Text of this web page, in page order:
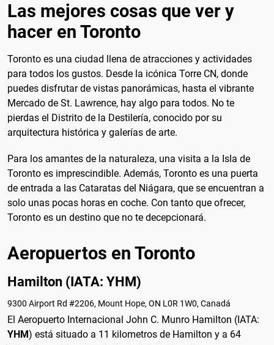
Las mejores cosas que ver y
hacer en Toronto
Toronto es una ciudad llena de atracciones y actividades
para todos los gustos. Desde la icónica Torre CN, donde
puedes disfrutar de vistas panorámicas, hasta el vibrante
Mercado de St. Lawrence, hay algo para todos. No te
pierdas el Distrito de la Destilería, conocido por su
arquitectura histórica y galerías de arte.
Para los amantes de la naturaleza, una visita a la Isla de
Toronto es imprescindible. Además, Toronto es una puerta
de entrada a las Cataratas del Niágara, que se encuentran a
solo unas pocas horas en coche. Con tanto que ofrecer,
Toronto es un destino que no te decepcionará.
Aeropuertos en Toronto
Hamilton (IATA: YHM)
9300 Airport Rd #2206, Mount Hope, ON L0R 1W0, Canadá
El Aeropuerto Internacional John C. Munro Hamilton (IATA:
YHM) está situado a 11 kilometros de Hamilton y a 64